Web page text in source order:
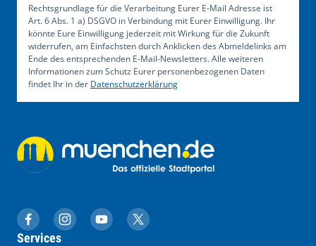
Rechtsgrundlage für die Verarbeitung Eurer E-Mail Adresse ist
Art. 6 Abs. 1 a) DSGVO in Verbindung mit Eurer Einwilligung. Ihr
könnte Eure Einwilligung jederzeit mit Wirkung für die Zukunft
widerrufen, am Einfachsten durch Anklicken des Abmeldelinks am
Ende des entsprechenden E-Mail-Newsletters. Alle weiteren
Informationen zum Schutz Eurer personenbezogenen Daten
findet Ihr in der Datenschutzerklärung
muenchen.de auf Facebook
muenchen.de auf Instagram
muenchen.de auf YouTube
muenchen.de auf X
Services